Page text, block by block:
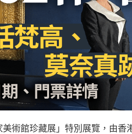
美術館珍藏展」特別展覽，由